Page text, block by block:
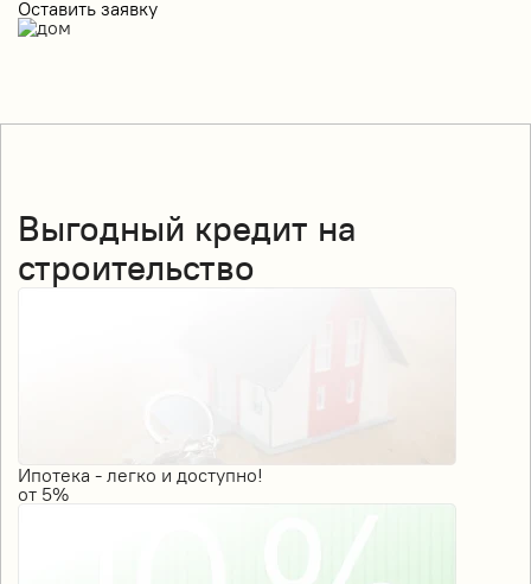
Оставить заявку
Выгодный кредит на
строительство
Ипотека - легко и доступно!
от 5%